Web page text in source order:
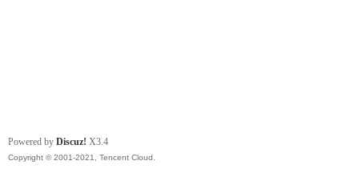
Powered by Discuz! X3.4
Copyright © 2001-2021, Tencent Cloud.